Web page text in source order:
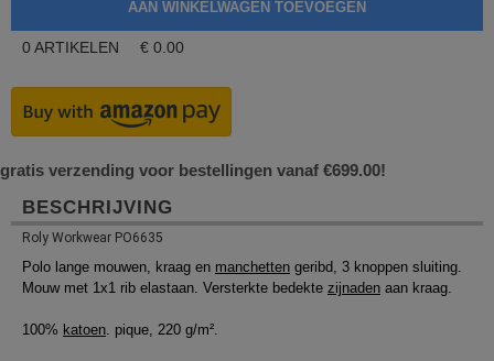
0 ARTIKELEN € 0.00
gratis verzending voor bestellingen vanaf €699.00!
BESCHRIJVING
Roly Workwear PO6635
Polo lange mouwen, kraag en manchetten geribd, 3 knoppen sluiting.
Mouw met 1x1 rib elastaan. Versterkte bedekte zijnaden aan kraag.
100% katoen. pique, 220 g/m².